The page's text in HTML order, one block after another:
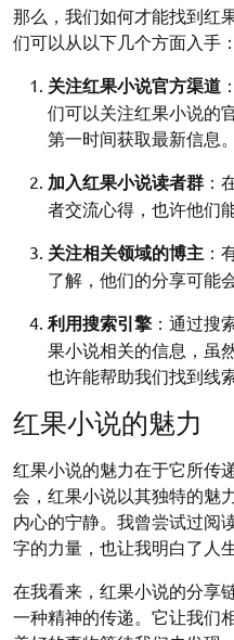
那么，我们如何才能找到红
们可以从以下几个方面入手：
关注红果小说官方渠道
们可以关注红果小说的
第一时间获取最新信息。
加入红果小说读者群 ：
者交流心得，也许他们
关注相关领域的博主 ：
了解，他们的分享可能
利用搜索引擎 ：通过搜
果小说相关的信息，虽
也许能帮助我们找到线索
红果小说的魅力
红果小说的魅力在于它所传
会，红果小说以其独特的魅
内心的宁静。我曾尝试过阅
字的力量，也让我明白了人
在我看来，红果小说的分享
一种精神的传递。它让我们